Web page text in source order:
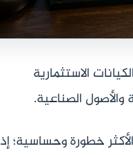
الاستثمارية
والأصول الصناعية.
خطورة وحساسية؛ إذ